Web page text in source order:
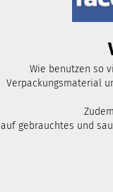
Wie benutzen so
Verpackungsmaterial
auf gebrauchtes und